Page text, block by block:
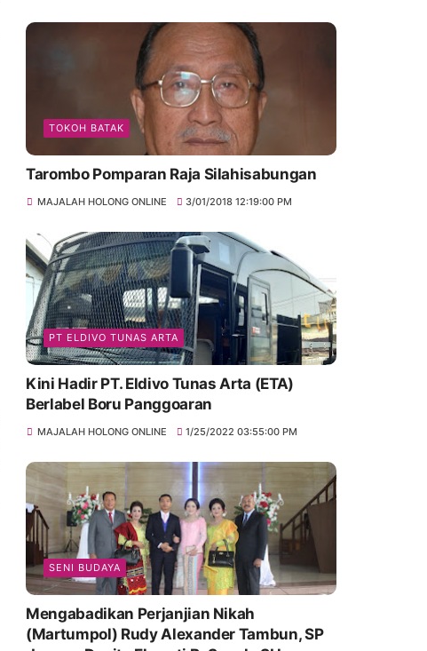
TOKOH BATAK
Tarombo Pomparan Raja Silahisabungan
MAJALAH HOLONG ONLINE 3/01/2018 12:19:00 PM
PT ELDIVO TUNAS ARTA
Kini Hadir PT. Eldivo Tunas Arta (ETA)
Berlabel Boru Panggoaran
MAJALAH HOLONG ONLINE 1/25/2022 03:55:00 PM
SENI BUDAYA
Mengabadikan Perjanjian Nikah
(Martumpol) Rudy Alexander Tambun, SP